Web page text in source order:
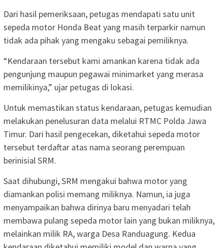
Dari hasil pemeriksaan, petugas mendapati satu unit
sepeda motor Honda Beat yang masih terparkir namun
tidak ada pihak yang mengaku sebagai pemiliknya.
“Kendaraan tersebut kami amankan karena tidak ada
pengunjung maupun pegawai minimarket yang merasa
memilikinya,” ujar petugas di lokasi.
Untuk memastikan status kendaraan, petugas kemudian
melakukan penelusuran data melalui RTMC Polda Jawa
Timur. Dari hasil pengecekan, diketahui sepeda motor
tersebut terdaftar atas nama seorang perempuan
berinisial SRM.
Saat dihubungi, SRM mengakui bahwa motor yang
diamankan polisi memang miliknya. Namun, ia juga
menyampaikan bahwa dirinya baru menyadari telah
membawa pulang sepeda motor lain yang bukan miliknya,
melainkan milik RA, warga Desa Randuagung. Kedua